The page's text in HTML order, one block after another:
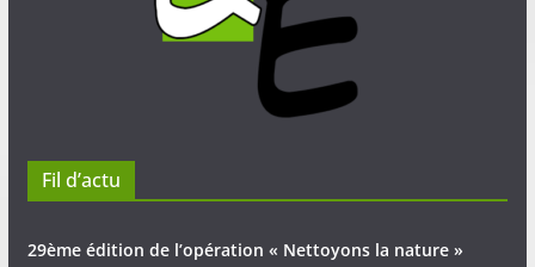
Fil d’actu
29ème édition de l’opération « Nettoyons la nature »